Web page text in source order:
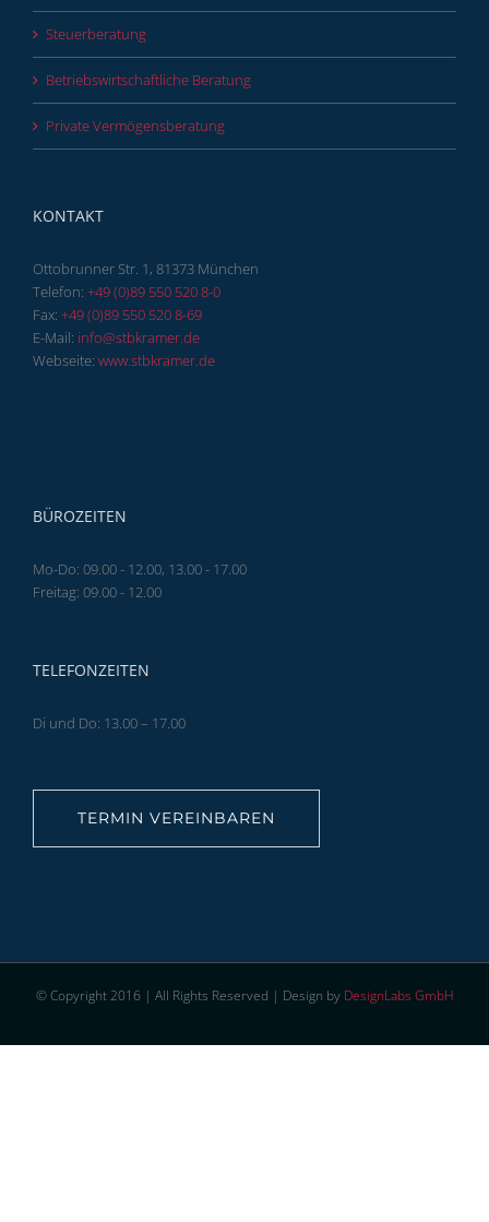
Steuerberatung
Betriebswirtschaftliche Beratung
Private Vermögensberatung
KONTAKT
Ottobrunner Str. 1, 81373 München
Telefon: +49 (0)89 550 520 8-0
Fax: +49 (0)89 550 520 8-69
E-Mail: info@stbkramer.de
Webseite: www.stbkramer.de
BÜROZEITEN
Mo-Do: 09.00 - 12.00, 13.00 - 17.00
Freitag: 09.00 - 12.00
TELEFONZEITEN
Di und Do: 13.00 – 17.00
TERMIN VEREINBAREN
© Copyright 2016 | All Rights Reserved | Design by DesignLabs GmbH